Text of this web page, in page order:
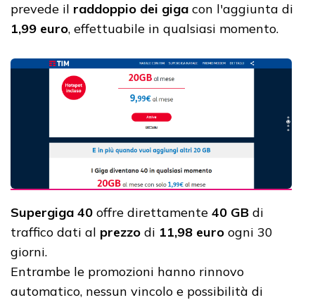
prevede il raddoppio dei giga con l'aggiunta di
1,99 euro, effettuabile in qualsiasi momento.
Supergiga 40 offre direttamente 40 GB di
traffico dati al prezzo di 11,98 euro ogni 30
giorni.
Entrambe le promozioni hanno rinnovo
automatico, nessun vincolo e possibilità di